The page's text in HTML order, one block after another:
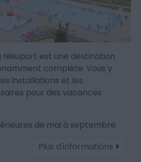
Nieuport est une destination
complète. Vous y
installations et les
pour des vacances
de mai à septembre
Plus d'informations